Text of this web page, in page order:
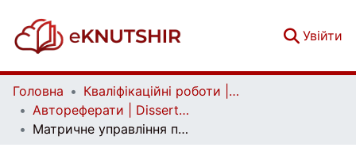
Увійти
Головна
Кваліфікаційні роботи | Qualifying works
Автореферати | Dissertation abstract
Матричне управління портфелями типових проектів і програм